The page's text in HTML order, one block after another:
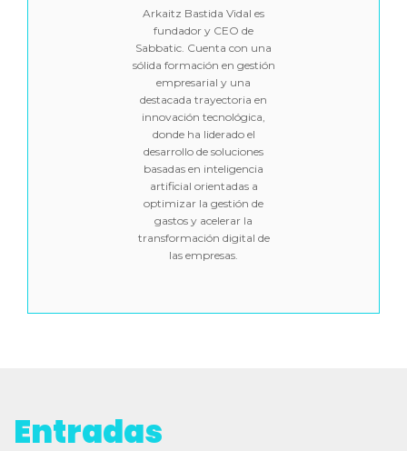
Arkaitz Bastida Vidal es
fundador y CEO de
Sabbatic. Cuenta con una
sólida formación en gestión
empresarial y una
destacada trayectoria en
innovación tecnológica,
donde ha liderado el
desarrollo de soluciones
basadas en inteligencia
artificial orientadas a
optimizar la gestión de
gastos y acelerar la
transformación digital de
las empresas.
Entradas